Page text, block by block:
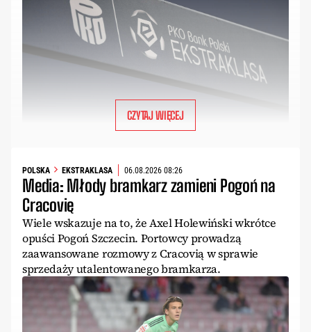
CZYTAJ WIĘCEJ
POLSKA EKSTRAKLASA 06.08.2026 08:26
Media: Młody bramkarz zamieni Pogoń na
Cracovię
Wiele wskazuje na to, że Axel Holewiński wkrótce
opuści Pogoń Szczecin. Portowcy prowadzą
zaawansowane rozmowy z Cracovią w sprawie
sprzedaży utalentowanego bramkarza.